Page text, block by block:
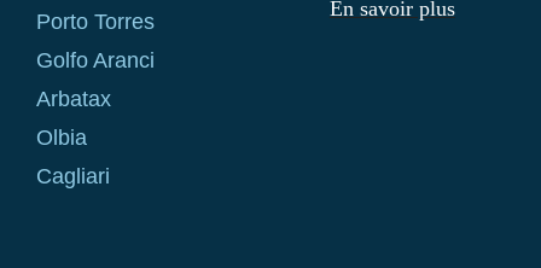
Porto Torres
Golfo Aranci
Arbatax
Olbia
Cagliari
En savoir plus